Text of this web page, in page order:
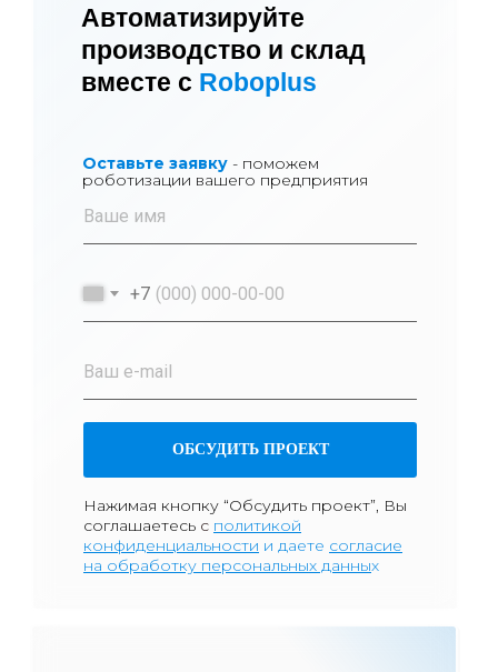
Автоматизируйте
производство и склад
вместе с Roboplus
+7
ОБСУДИТЬ ПРОЕКТ
Оставьте заявку - поможем
роботизации вашего предприятия
Нажимая кнопку “Обсудить проект”, Вы
соглашаетесь с политикой
конфиденциальности и даете согласие
на обработку персональных данных